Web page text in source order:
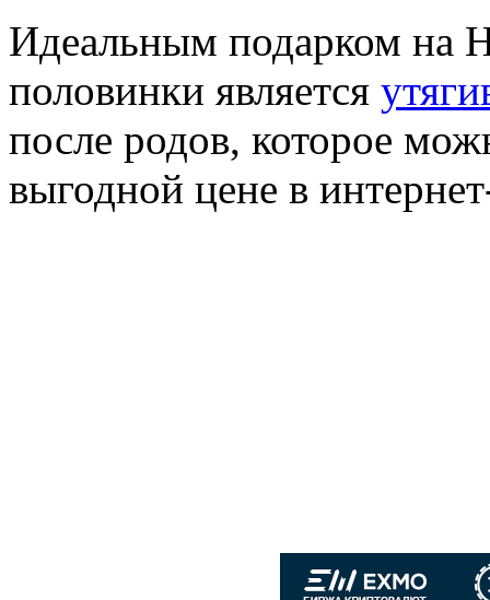
Идеальным подарком на
половинки является
после родов, которое
выгодной цене в